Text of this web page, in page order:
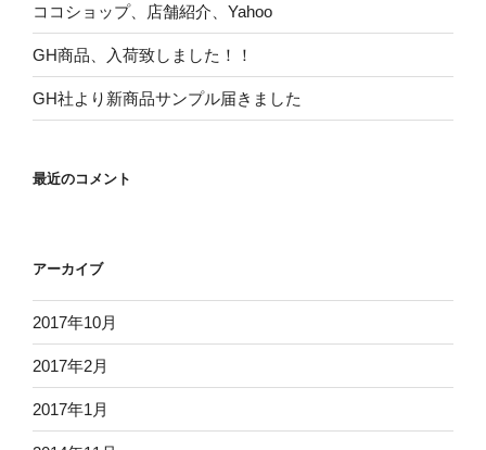
ココショップ、店舗紹介、Yahoo
GH商品、入荷致しました！！
GH社より新商品サンプル届きました
最近のコメント
アーカイブ
2017年10月
2017年2月
2017年1月